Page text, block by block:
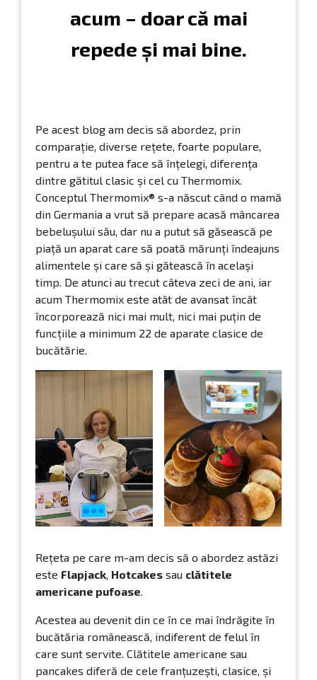
acum – doar că mai
repede și mai bine.
Pe acest blog am decis să abordez, prin
comparație, diverse rețete, foarte populare,
pentru a te putea face să înțelegi, diferența
dintre gătitul clasic și cel cu Thermomix.
Conceptul Thermomix® s-a născut când o mamă
din Germania a vrut să prepare acasă mâncarea
bebelușului său, dar nu a putut să găsească pe
piață un aparat care să poată mărunți îndeajuns
alimentele și care să și gătească în același
timp. De atunci au trecut câteva zeci de ani, iar
acum Thermomix este atât de avansat încât
încorporează nici mai mult, nici mai puțin de
funcțiile a minimum 22 de aparate clasice de
bucătărie.
Rețeta pe care m-am decis să o abordez astăzi
este Flapjack, Hotcakes sau clătitele
americane pufoase.
Acestea au devenit din ce în ce mai îndrăgite în
bucătăria românească, indiferent de felul în
care sunt servite. Clătitele americane sau
pancakes diferă de cele franțuzești, clasice, și